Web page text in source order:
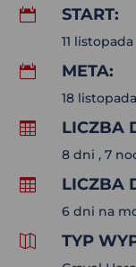
 START:
11

META:
18

LICZBA
8 dni , 7

LICZBA
6 dni na

TYP